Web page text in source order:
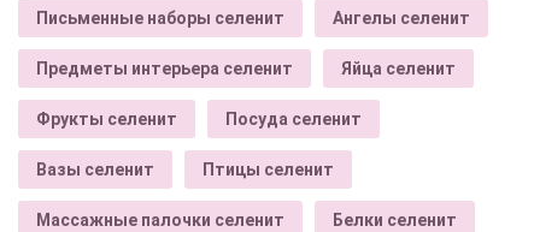
Письменные наборы селенит Ангелы селенит
Предметы интерьера селенит Яйца селенит
Фрукты селенит Посуда селенит
Вазы селенит Птицы селенит
Массажные палочки селенит Белки селенит